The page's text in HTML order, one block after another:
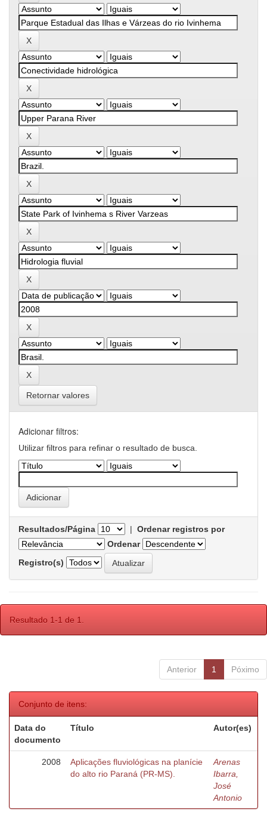
Retornar valores
Adicionar filtros:
Utilizar filtros para refinar o resultado de busca.
Resultados/Página | Ordenar registros por
Ordenar
Registro(s)
Resultado 1-1 de 1.
Anterior 1 Póximo
Conjunto de itens:
Data do
documento
Título Autor(es)
2008
Aplicações fluviológicas na planície
do alto rio Paraná (PR-MS).
Arenas
Ibarra,
José
Antonio